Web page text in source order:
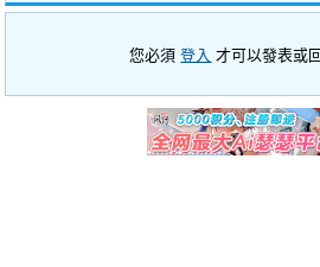
您必須登入 才可以發表或